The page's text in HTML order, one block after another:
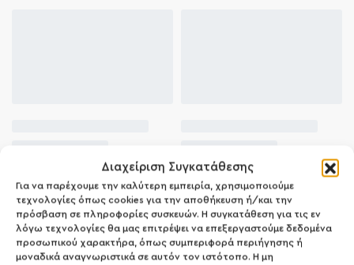
Διαχείριση Συγκατάθεσης
Για να παρέχουμε την καλύτερη εμπειρία, χρησιμοποιούμε
τεχνολογίες όπως cookies για την αποθήκευση ή/και την
πρόσβαση σε πληροφορίες συσκευών. Η συγκατάθεση για τις εν
λόγω τεχνολογίες θα μας επιτρέψει να επεξεργαστούμε δεδομένα
προσωπικού χαρακτήρα, όπως συμπεριφορά περιήγησης ή
μοναδικά αναγνωριστικά σε αυτόν τον ιστότοπο. Η μη